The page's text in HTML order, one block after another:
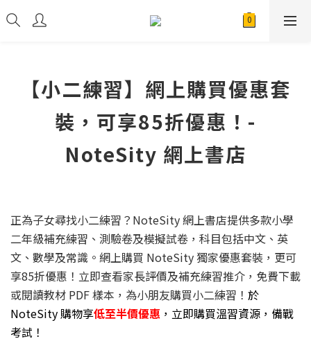
【小二練習】網上購買優惠套
裝，可享85折優惠！-
NoteSity 網上書店
正為子女尋找小二練習？NoteSity 網上書店提供多款小學
二年級補充練習、測驗卷及模擬試卷，科目包括中文、英
文、數學及常識。網上購買 NoteSity 獨家優惠套裝，更可
享85折優惠！立即查看家長評價及補充練習推介，免費下載
或閱讀教材 PDF 樣本，為小朋友購買小二練習！ 於
NoteSity 購物享低至半價優惠 ，立即購買溫習資源，備戰
考試！